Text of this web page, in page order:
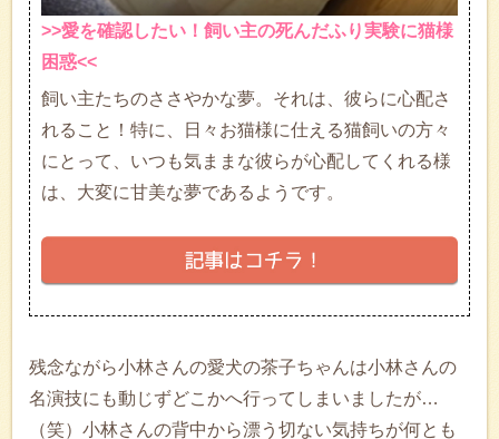
>>愛を確認したい！飼い主の死んだふり実験に猫様
困惑<<
飼い主たちのささやかな夢。それは、彼らに心配さ
れること！特に、日々お猫様に仕える猫飼いの方々
にとって、いつも気ままな彼らが心配してくれる様
は、大変に甘美な夢であるようです。
残念ながら小林さんの愛犬の茶子ちゃんは小林さんの
名演技にも動じずどこかへ行ってしまいましたが…
（笑）小林さんの背中から漂う切ない気持ちが何とも